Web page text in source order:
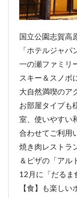
国立公園志賀高
「ホテルジャパ
一の瀬ファミリ
スキー＆スノボ
大自然満喫のア
お部屋タイプも
室、使いやすい
合わせてご利用
焼き肉レストラ
＆ピザの「アル
12月に「だるま
【食】も楽しい